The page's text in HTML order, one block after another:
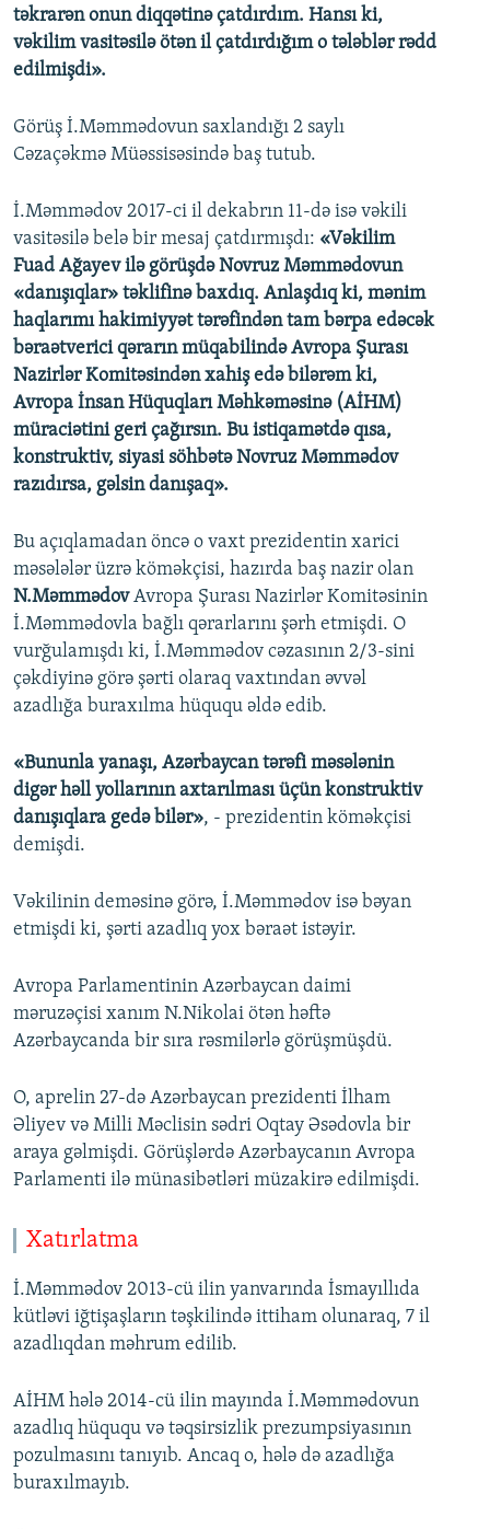
təkrarən onun diqqətinə çatdırdım. Hansı ki,
vəkilim vasitəsilə ötən il çatdırdığım o tələblər rədd
edilmişdi».
Görüş İ.Məmmədovun saxlandığı 2 saylı
Cəzaçəkmə Müəssisəsində baş tutub.
İ.Məmmədov 2017-ci il dekabrın 11-də isə vəkili
vasitəsilə belə bir mesaj çatdırmışdı: «Vəkilim
Fuad Ağayev ilə görüşdə Novruz Məmmədovun
«danışıqlar» təklifinə baxdıq. Anlaşdıq ki, mənim
haqlarımı hakimiyyət tərəfindən tam bərpa edəcək
bəraətverici qərarın müqabilində Avropa Şurası
Nazirlər Komitəsindən xahiş edə bilərəm ki,
Avropa İnsan Hüquqları Məhkəməsinə (AİHM)
müraciətini geri çağırsın. Bu istiqamətdə qısa,
konstruktiv, siyasi söhbətə Novruz Məmmədov
razıdırsa, gəlsin danışaq».
Bu açıqlamadan öncə o vaxt prezidentin xarici
məsələlər üzrə köməkçisi, hazırda baş nazir olan
N.MəmmədovAvropa Şurası Nazirlər Komitəsinin
İ.Məmmədovla bağlı qərarlarını şərh etmişdi. O
vurğulamışdı ki, İ.Məmmədov cəzasının 2/3-sini
çəkdiyinə görə şərti olaraq vaxtından əvvəl
azadlığa buraxılma hüququ əldə edib.
«Bununla yanaşı, Azərbaycan tərəfi məsələnin
digər həll yollarının axtarılması üçün konstruktiv
danışıqlara gedə bilər», - prezidentin köməkçisi
demişdi.
Vəkilinin deməsinə görə, İ.Məmmədov isə bəyan
etmişdi ki, şərti azadlıq yox bəraət istəyir.
Avropa Parlamentinin Azərbaycan daimi
məruzəçisi xanım N.Nikolai ötən həftə
Azərbaycanda bir sıra rəsmilərlə görüşmüşdü.
O, aprelin 27-də Azərbaycan prezidenti İlham
Əliyev və Milli Məclisin sədri Oqtay Əsədovla bir
araya gəlmişdi. Görüşlərdə Azərbaycanın Avropa
Parlamenti ilə münasibətləri müzakirə edilmişdi.
Xatırlatma
İ.Məmmədov 2013-cü ilin yanvarında İsmayıllıda
kütləvi iğtişaşların təşkilində ittiham olunaraq, 7 il
azadlıqdan məhrum edilib.
AİHM hələ 2014-cü ilin mayında İ.Məmmədovun
azadlıq hüququ və təqsirsizlik prezumpsiyasının
pozulmasını tanıyıb. Ancaq o, hələ də azadlığa
buraxılmayıb.